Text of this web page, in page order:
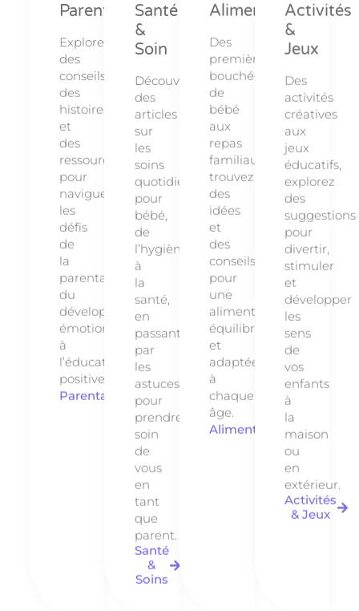
Parentalité
Explorez
des
conseils,
des
histoires
et
des
ressources
pour
naviguer
les
défis
de
la
parentalité,
du
développement
émotionnel
à
l’éducation
positive.
Parentalité
Santé
&
Soin
Découvrez
des
articles
sur
les
soins
quotidiens
pour
bébé,
de
l’hygiène
à
la
santé,
en
passant
par
les
astuces
pour
prendre
soin
de
vous
en
tant
que
parent.
Santé
&
Soins
Alimentation
Des
premières
bouchées
de
bébé
aux
repas
familiaux,
trouvez
des
idées
et
des
conseils
pour
une
alimentation
équilibrée
et
adaptée
à
chaque
âge.
Alimentation
Activités
&
Jeux
Des
activités
créatives
aux
jeux
éducatifs,
explorez
des
suggestions
pour
divertir,
stimuler
et
développer
les
sens
de
vos
enfants
à
la
maison
ou
en
extérieur.
Activités
& Jeux